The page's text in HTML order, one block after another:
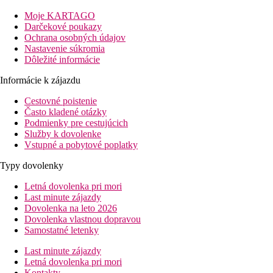
Vzdialenosť
pláž: 150 m
nákupné možnosti: 0 m
letisko: 60 km
Popis izby
kúpeľňa, WC (sušič vlasov)
klimatizácia
trezor (za poplatok)
TV/sat.
telefón
fľaša vody a kôš ovocia po prílete
Ostatné typy izieb (pokiaľ nie je uvedené inak, majú izby vyššie
uvedené vybavenie)
Junior suite:priestrannejšie.
Suite: oddelená spálňa.
hlavná budova a niekoľko vedľajších budov
vstupná hala s recepciou
Moje KARTAGO
Darčekové poukazy
Ochrana osobných údajov
Nastavenie súkromia
Dôležité informácie
Informácie k zájazdu
Cestovné poistenie
Často kladené otázky
Podmienky pre cestujúcich
Služby k dovolenke
Vstupné a pobytové poplatky
Typy dovolenky
Letná dovolenka pri mori
Last minute zájazdy
Dovolenka na leto 2026
Dovolenka vlastnou dopravou
Samostatné letenky
Last minute zájazdy
Letná dovolenka pri mori